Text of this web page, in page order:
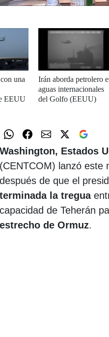
una
EEUU
Irán aborda petrolero
aguas internacionales
del Golfo (EEUU)
Washington, Estados
(CENTCOM) lanzó este
después de que el
terminada la tregua
capacidad de Teherán
estrecho de Ormuz.